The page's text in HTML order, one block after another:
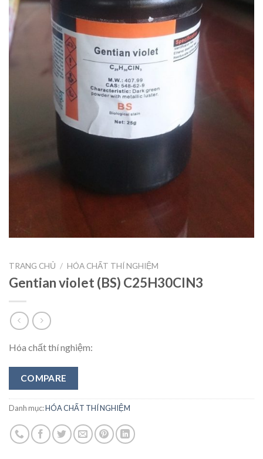
TRANG CHỦ / HÓA CHẤT THÍ NGHIỆM
Gentian violet (BS) C25H30ClN3
Hóa chất thí nghiệm:
COMPARE
Danh mục:HÓA CHẤT THÍ NGHIỆM